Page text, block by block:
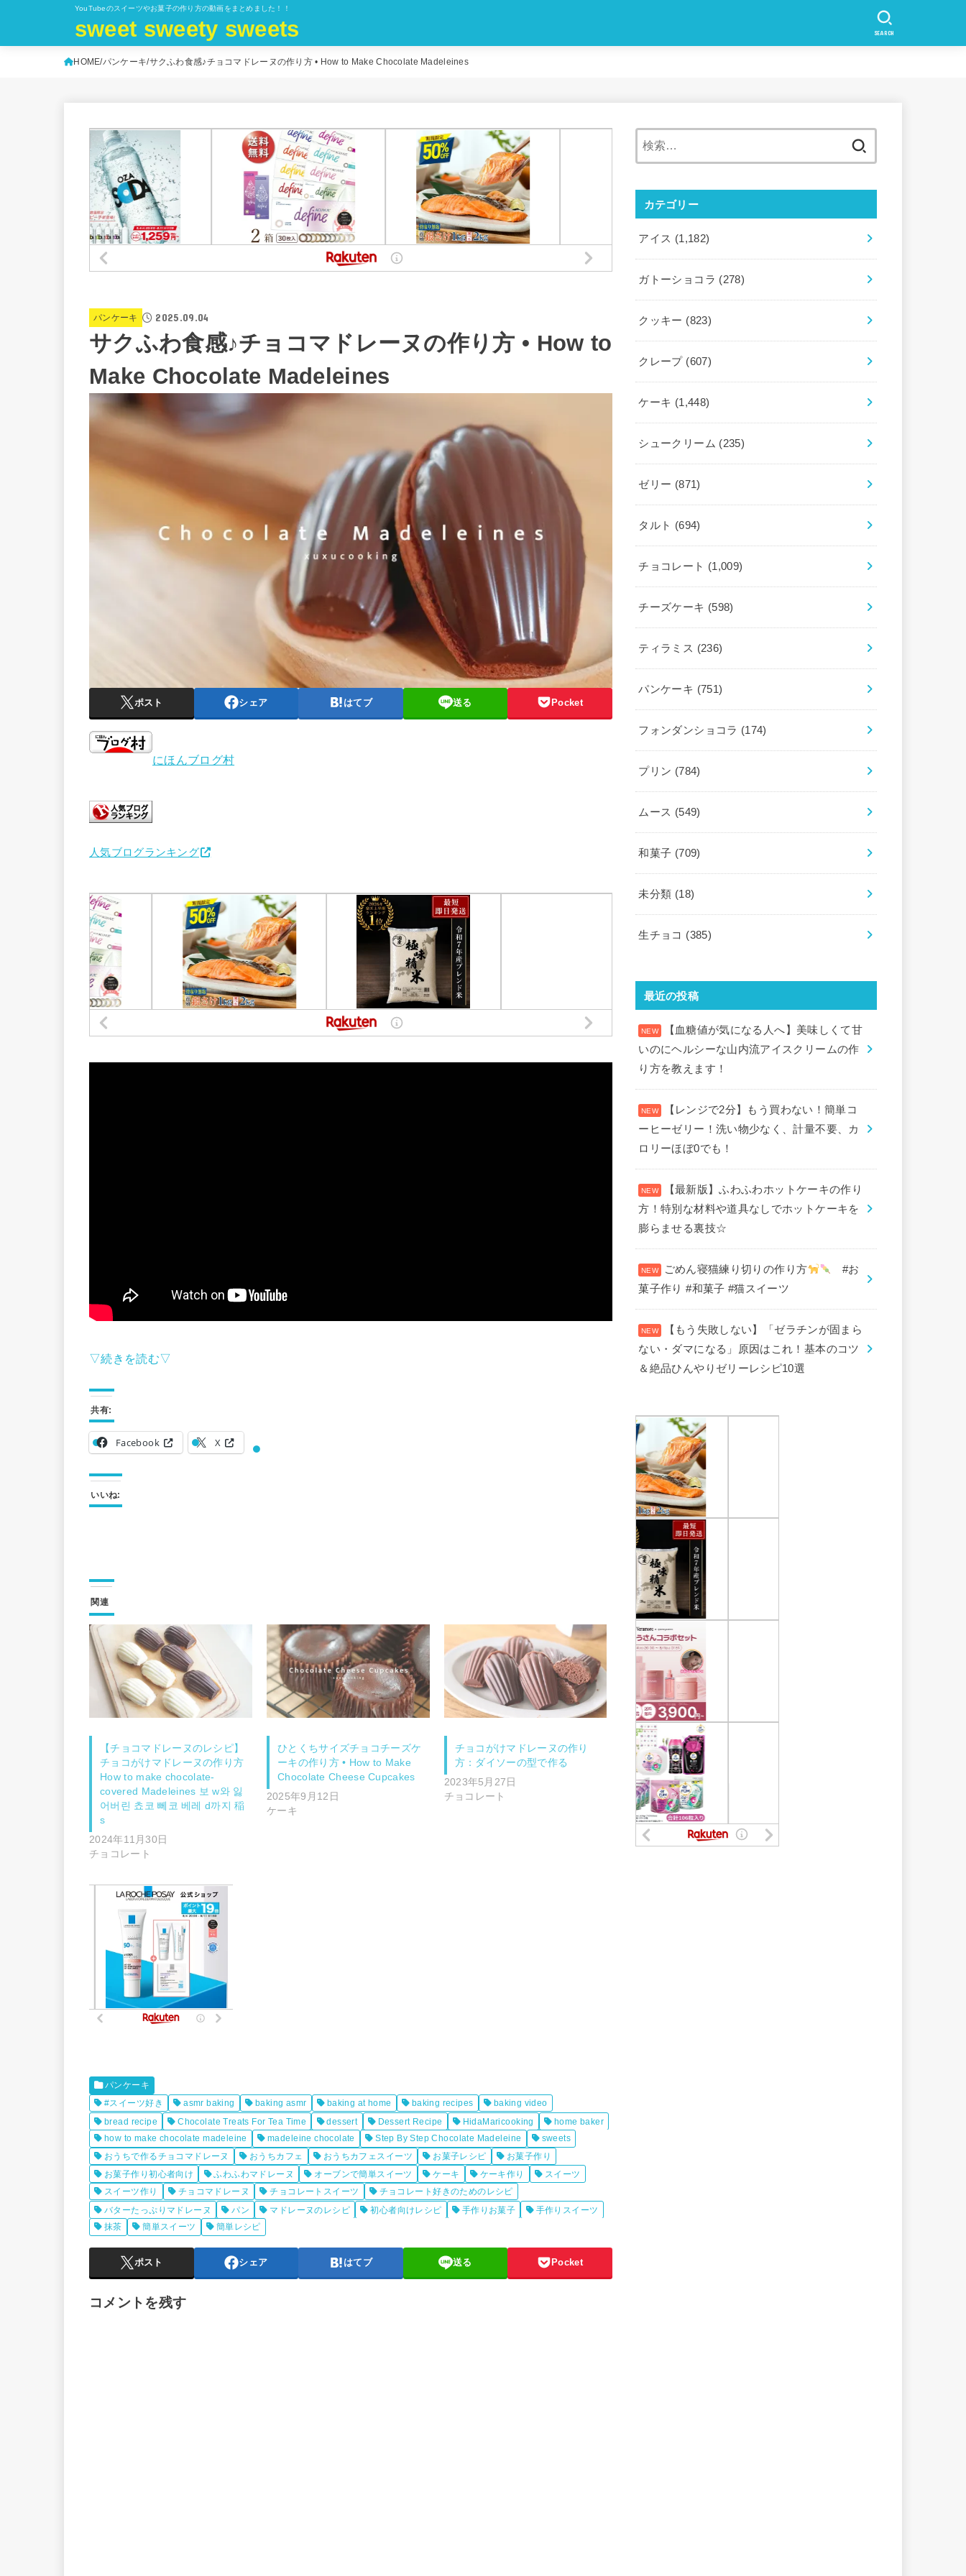
YouTubeのスイーツやお菓子の作り方の動画をまとめました！！
sweet sweety sweets SEARCH
HOME パンケーキ サクふわ食感♪チョコマドレーヌの作り方 • How to Make Chocolate Madeleines
パンケーキ 2025.09.04
サクふわ食感♪チョコマドレーヌの作り方 • How to
Make Chocolate Madeleines
ポスト シェア はてブ 送る Pocket
にほんブログ村
人気ブログランキング
▽続きを読む▽
共有:
Facebook X
いいね:
関連
【チョコマドレーヌのレシピ】
チョコがけマドレーヌの作り方
How to make chocolate-
covered Madeleines 보 w와 잃
어버린 쵸코 뻬코 베레 d까지 稲
s
2024年11月30日
チョコレート
ひとくちサイズチョコチーズケ
ーキの作り方 • How to Make
Chocolate Cheese Cupcakes
2025年9月12日
ケーキ
チョコがけマドレーヌの作り
方：ダイソーの型で作る
2023年5月27日
チョコレート
パンケーキ
#スイーツ好き
asmr baking baking asmr baking at home baking recipes
baking video
bread recipe
Chocolate Treats For Tea Time dessert Dessert Recipe HidaMaricooking
home baker
how to make chocolate madeleine
madeleine chocolate Step By Step Chocolate Madeleine
sweets
おうちで作るチョコマドレーヌ
おうちカフェ おうちカフェスイーツ お菓子レシピ
お菓子作り
お菓子作り初心者向け
ふわふわマドレーヌ オーブンで簡単スイーツ ケーキ ケーキ作り
スイーツ
スイーツ作り
チョコマドレーヌ チョコレートスイーツ
チョコレート好きのためのレシピ
バターたっぷりマドレーヌ
パン マドレーヌのレシピ 初心者向けレシピ 手作りお菓子
手作りスイーツ
抹茶
簡単スイーツ 簡単レシピ
ポスト シェア はてブ 送る Pocket
コメントを残す
カテゴリー
アイス (1,182)
ガトーショコラ (278)
クッキー (823)
クレープ (607)
ケーキ (1,448)
シュークリーム (235)
ゼリー (871)
タルト (694)
チョコレート (1,009)
チーズケーキ (598)
ティラミス (236)
パンケーキ (751)
フォンダンショコラ (174)
プリン (784)
ムース (549)
和菓子 (709)
未分類 (18)
生チョコ (385)
最近の投稿
【血糖値が気になる人へ】美味しくて甘
いのにヘルシーな山内流アイスクリームの作
り方を教えます！
【レンジで2分】もう買わない！簡単コ
ーヒーゼリー！洗い物少なく、計量不要、カ
ロリーほぼ0でも！
【最新版】ふわふわホットケーキの作り
方！特別な材料や道具なしでホットケーキを
膨らませる裏技☆
ごめん寝猫練り切りの作り方
#お
菓子作り #和菓子 #猫スイーツ
【もう失敗しない】「ゼラチンが固まら
ない・ダマになる」原因はこれ！基本のコツ
＆絶品ひんやりゼリーレシピ10選